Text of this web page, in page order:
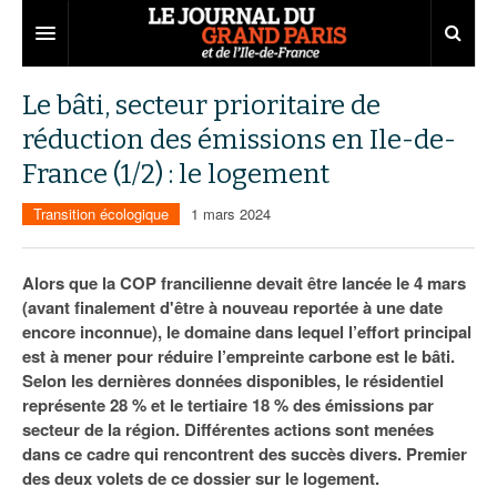
Grand Paris
Territoires
Aménagement
Collectivités
Services urbains
Entreprises
Développement économique
Attractivité
Innovation
Transport
Marchés publics
Départements
77
78
91
92
Nominations
Portraits
Agenda
Les Assises du Grand Paris
Éditions précédentes
Le podcast
Ecouter les épisodes
Lire les résumés
Le bâti, secteur prioritaire de
réduction des émissions en Ile-de-
France (1/2) : le logement
Transition écologique 1 mars 2024
Alors que la COP francilienne devait être lancée le 4 mars
(avant finalement d'être à nouveau reportée à une date
encore inconnue), le domaine dans lequel l’effort principal
est à mener pour réduire l’empreinte carbone est le bâti.
Selon les dernières données disponibles, le résidentiel
représente 28 % et le tertiaire 18 % des émissions par
secteur de la région. Différentes actions sont menées
dans ce cadre qui rencontrent des succès divers. Premier
des deux volets de ce dossier sur le logement.